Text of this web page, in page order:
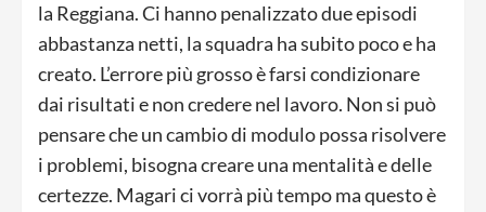
la Reggiana. Ci hanno penalizzato due episodi
abbastanza netti, la squadra ha subito poco e ha
creato. L’errore più grosso è farsi condizionare
dai risultati e non credere nel lavoro. Non si può
pensare che un cambio di modulo possa risolvere
i problemi, bisogna creare una mentalità e delle
certezze. Magari ci vorrà più tempo ma questo è